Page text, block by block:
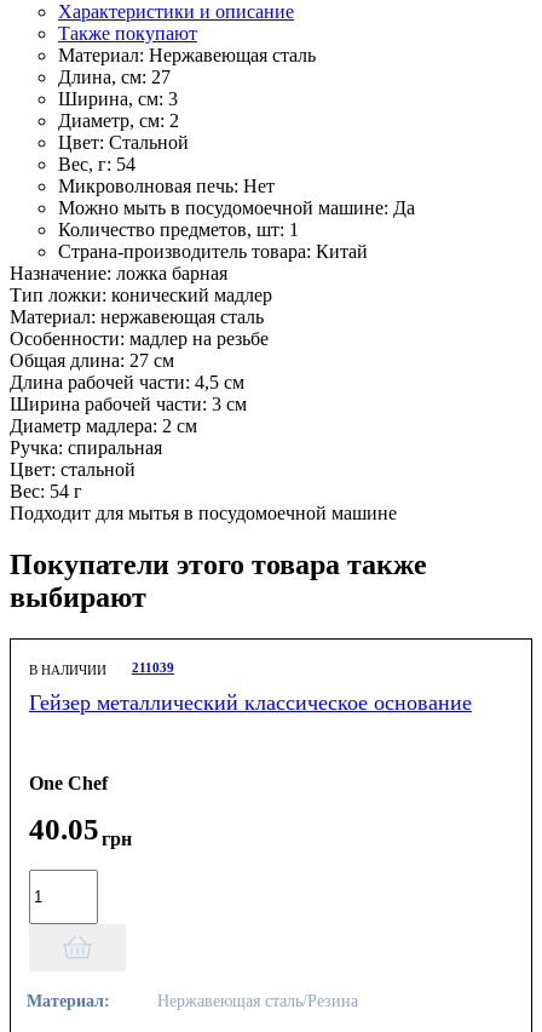
Характеристики и описание
Также покупают
Материал: Нержавеющая сталь
Длина, см: 27
Ширина, см: 3
Диаметр, см: 2
Цвет: Стальной
Вес, г: 54
Микроволновая печь: Нет
Можно мыть в посудомоечной машине: Да
Количество предметов, шт: 1
Страна-производитель товара: Китай
Назначение: ложка барная
Тип ложки: конический мадлер
Материал: нержавеющая сталь
Особенности: мадлер на резьбе
Общая длина: 27 см
Длина рабочей части: 4,5 см
Ширина рабочей части: 3 см
Диаметр мадлера: 2 см
Ручка: спиральная
Цвет: стальной
Вес: 54 г
Подходит для мытья в посудомоечной машине
Покупатели этого товара также
выбирают
В НАЛИЧИИ 211039
Гейзер металлический классическое основание
One Chef
40.05грн
Материал: Нержавеющая сталь/Резина